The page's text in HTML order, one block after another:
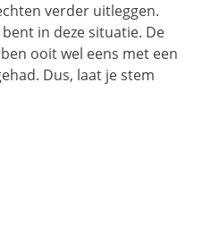
verder uitleggen.
in deze situatie. De
ooit wel eens met een
Dus, laat je stem